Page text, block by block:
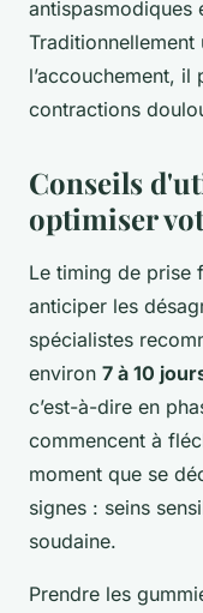
antispasmodiques
l’accouchement,
contractions
Conseils
optimiser
Le timing de prise
anticiper les
spécialistes
environ 7 à 10
c’est-à-dire en
commencent à
moment que se
signes : seins
soudaine.
Prendre les